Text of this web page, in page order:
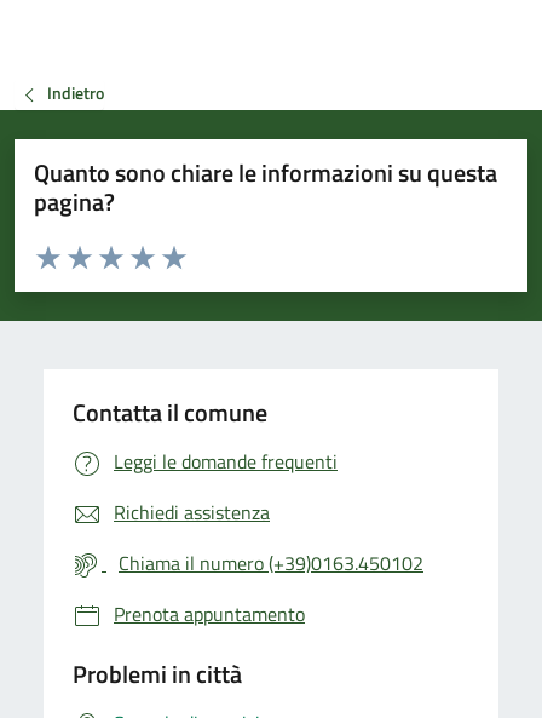
Indietro
Quanto sono chiare le informazioni su questa
pagina?
Valuta da 1 a 5 stelle la pagina
Valuta 5 stelle su 5
Valuta 4 stelle su 5
Valuta 3 stelle su 5
Valuta 2 stelle su 5
Valuta 1 stelle su 5
Contatta il comune
Leggi le domande frequenti
Richiedi assistenza
Chiama il numero (+39)0163.450102
Prenota appuntamento
Problemi in città